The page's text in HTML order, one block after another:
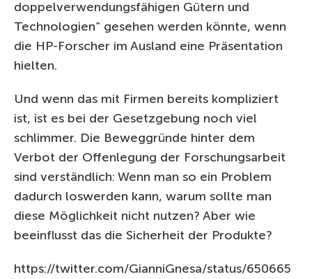
doppelverwendungsfähigen Gütern und
Technologien“ gesehen werden könnte, wenn
die HP-Forscher im Ausland eine Präsentation
hielten.
Und wenn das mit Firmen bereits kompliziert
ist, ist es bei der Gesetzgebung noch viel
schlimmer. Die Beweggründe hinter dem
Verbot der Offenlegung der Forschungsarbeit
sind verständlich: Wenn man so ein Problem
dadurch loswerden kann, warum sollte man
diese Möglichkeit nicht nutzen? Aber wie
beeinflusst das die Sicherheit der Produkte?
https://twitter.com/GianniGnesa/status/650665